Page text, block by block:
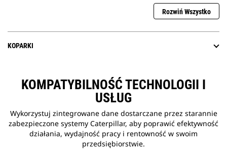
Rozwiń Wszystko
KOPARKI
KOMPATYBILNOŚĆ TECHNOLOGII I
USŁUG
Wykorzystuj zintegrowane dane dostarczane przez starannie
zabezpieczone systemy Caterpillar, aby poprawić efektywność
działania, wydajność pracy i rentowność w swoim
przedsiębiorstwie.